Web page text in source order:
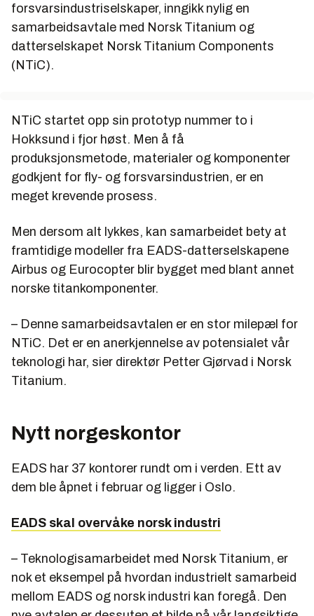
Blant kjente EADS-produkter kan nevnes: Airbus-
fly, Eurocopter-helikoptre, for eksempel
AS332/EC225 Super Puma og NH90, kampflyet
Eurofighter Typhoon (delvis eierskap), 70
forsvarselektroniske systemer, ATR-fly og
MBDA-missiler (begge deleierskap)
I 2008 fordelte EADS-kjøpene seg i Norge på
Astrium (49 prosent), D&S (34 prosent) og
Eurocopter (14 prosent)
forsvarsindustriselskaper, inngikk nylig en
samarbeidsavtale med Norsk Titanium og
datterselskapet Norsk Titanium Components
(NTiC).
NTiC startet opp sin prototyp nummer to i
Hokksund i fjor høst. Men å få
produksjonsmetode, materialer og komponenter
godkjent for fly- og forsvarsindustrien, er en
meget krevende prosess.
Men dersom alt lykkes, kan samarbeidet bety at
framtidige modeller fra EADS-datterselskapene
Airbus og Eurocopter blir bygget med blant annet
norske titankomponenter.
– Denne samarbeidsavtalen er en stor milepæl for
NTiC. Det er en anerkjennelse av potensialet vår
teknologi har, sier direktør Petter Gjørvad i Norsk
Titanium.
Nytt norgeskontor
EADS har 37 kontorer rundt om i verden. Ett av
dem ble åpnet i februar og ligger i Oslo.
EADS skal overvåke norsk industri
– Teknologisamarbeidet med Norsk Titanium, er
nok et eksempel på hvordan industrielt samarbeid
mellom EADS og norsk industri kan foregå. Den